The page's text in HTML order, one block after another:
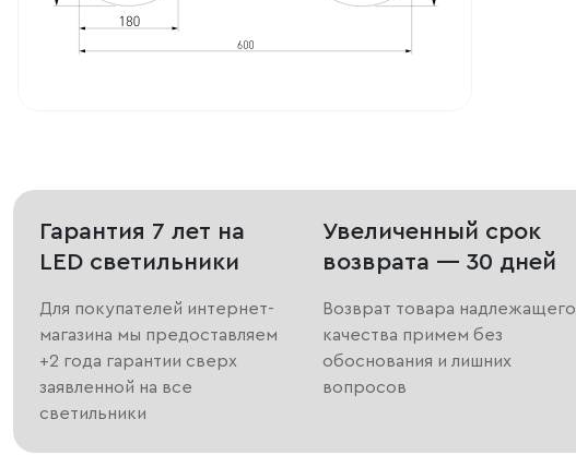
Гарантия 7 лет на
LED светильники
Для покупателей интернет-
магазина мы предоставляем
+2 года гарантии сверх
заявленной на все
светильники
Увеличенный срок
возврата — 30 дней
Возврат товара надлежащего
качества примем без
обоснования и лишних
вопросов